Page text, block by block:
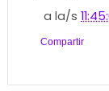
a la/s
Compartir